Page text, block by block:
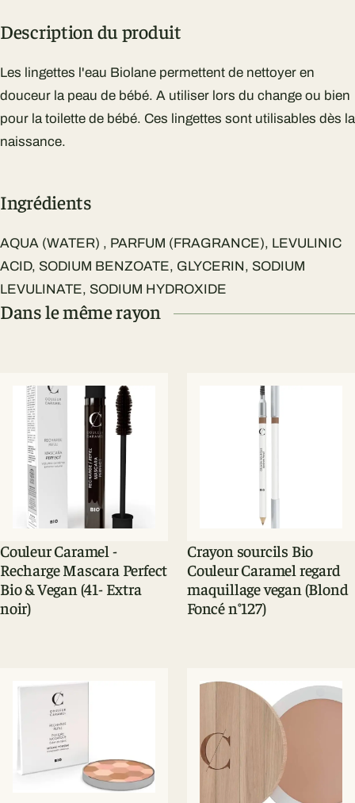
Description du produit
Les lingettes l'eau Biolane permettent de nettoyer en
douceur la peau de bébé. A utiliser lors du change ou bien
pour la toilette de bébé. Ces lingettes sont utilisables dès la
naissance.
Ingrédients
AQUA (WATER) , PARFUM (FRAGRANCE), LEVULINIC
ACID, SODIUM BENZOATE, GLYCERIN, SODIUM
LEVULINATE, SODIUM HYDROXIDE
Dans le même rayon
Couleur Caramel -
Recharge Mascara Perfect
Bio & Vegan (41- Extra
noir)
Crayon sourcils Bio
Couleur Caramel regard
maquillage vegan (Blond
Foncé n°127)